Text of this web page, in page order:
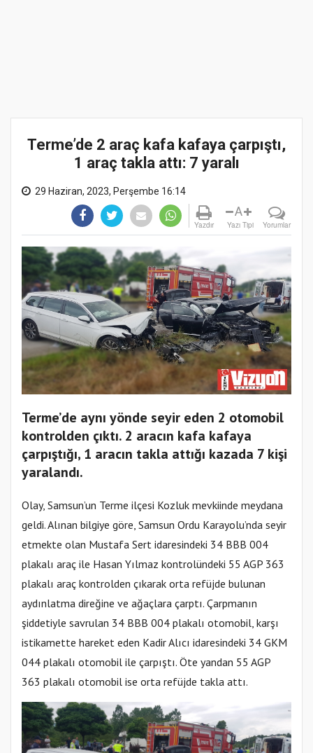
Terme’de 2 araç kafa kafaya çarpıştı,
1 araç takla attı: 7 yaralı
29 Haziran, 2023, Perşembe 16:14
Yazdır
A
Yazı Tipi Yorumlar
Terme’de aynı yönde seyir eden 2 otomobil
kontrolden çıktı. 2 aracın kafa kafaya
çarpıştığı, 1 aracın takla attığı kazada 7 kişi
yaralandı.
Olay, Samsun’un Terme ilçesi Kozluk mevkiinde meydana
geldi. Alınan bilgiye göre, Samsun Ordu Karayolu’nda seyir
etmekte olan Mustafa Sert idaresindeki 34 BBB 004
plakalı araç ile Hasan Yılmaz kontrolündeki 55 AGP 363
plakalı araç kontrolden çıkarak orta refüjde bulunan
aydınlatma direğine ve ağaçlara çarptı. Çarpmanın
şiddetiyle savrulan 34 BBB 004 plakalı otomobil, karşı
istikamette hareket eden Kadir Alıcı idaresindeki 34 GKM
044 plakalı otomobil ile çarpıştı. Öte yandan 55 AGP
363 plakalı otomobil ise orta refüjde takla attı.